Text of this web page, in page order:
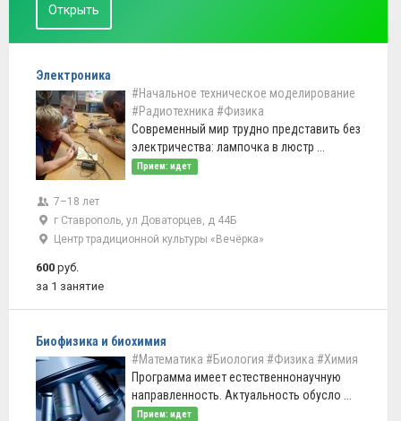
Открыть
Электроника
#Начальное техническое моделирование
#Радиотехника #Физика
Современный мир трудно представить без
электричества: лампочка в люстр ...
Прием: идет
7–18 лет
г Ставрополь, ул Доваторцев, д 44Б
Центр традиционной культуры «Вечёрка»
600 руб.
за 1 занятие
Биофизика и биохимия
#Математика #Биология #Физика #Химия
Программа имеет естественнонаучную
направленность. Актуальность обусло ...
Прием: идет